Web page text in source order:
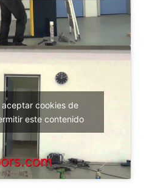
cookies de
este contenido